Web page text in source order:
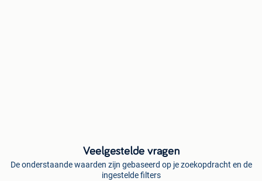
Veelgestelde vragen
De onderstaande waarden zijn gebaseerd op je zoekopdracht en de
ingestelde filters